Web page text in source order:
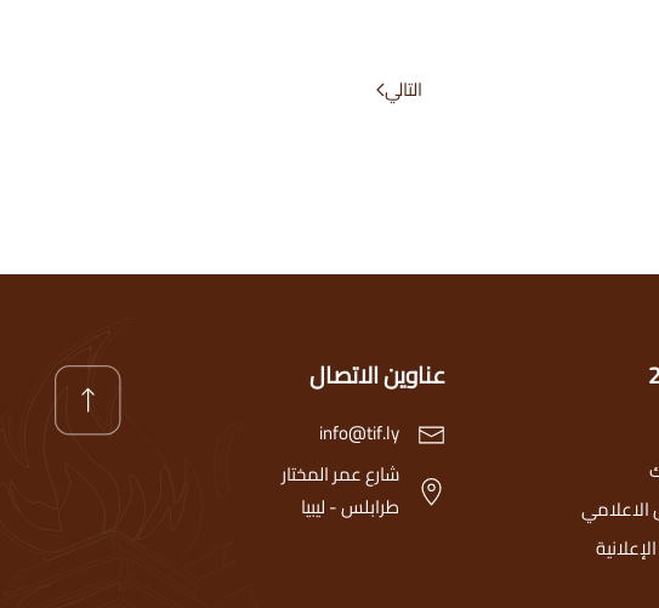
التالي
الاعلامي
عناوين الاتصال
info@tif.ly
شارع عمر المختار
طرابلس - ليبيا